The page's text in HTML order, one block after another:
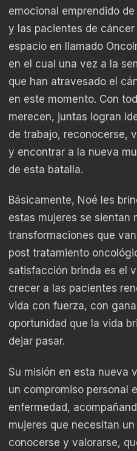
emocional emprendido
y las pacientes de
espacio en llamado
en el cual una vez a la
que han atravesado el
en este momento. Con
merecen, juntas logran
de trabajo, reconocerse,
y encontrar a la nueva
de esta batalla.
Básicamente, Noé les
estas mujeres se sientan
transformaciones que
post tratamiento
satisfacción brinda es el
crecer a las pacientes
vida con fuerza, con
oportunidad que la vida
dejar pasar.
Su misión en esta nueva
un compromiso personal
enfermedad,
mujeres que necesitan
conocerse y valorarse,